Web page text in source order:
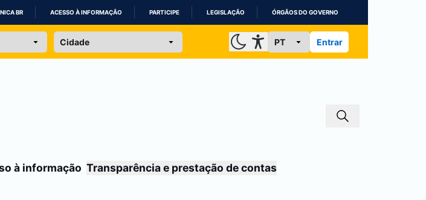
BR ACESSO À INFORMAÇÃO PARTICIPE LEGISLAÇÃO ÓRGÃOS DO GOVERNO
Entrar
à informação Transparência e prestação de contas